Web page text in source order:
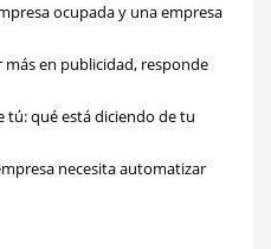
ocupada y una empresa
en publicidad, responde
tú: qué está diciendo de tu
necesita automatizar